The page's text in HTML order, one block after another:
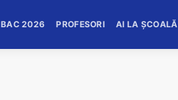
BAC 2026 PROFESORI AI LA ȘCOALĂ